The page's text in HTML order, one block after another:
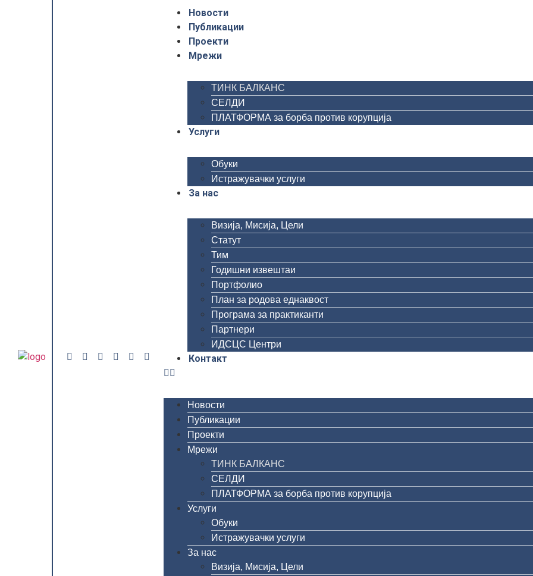
Новости
Публикации
Проекти
Мрежи
ТИНК БАЛКАНС
СЕЛДИ
ПЛАТФОРМА за борба против корупција
Услуги
Обуки
Истражувачки услуги
За нас
Визија, Мисија, Цели
Статут
Тим
Годишни извештаи
Портфолио
План за родова еднаквост
Програма за практиканти
Партнери
ИДСЦС Центри
Контакт
Новости
Публикации
Проекти
Мрежи
ТИНК БАЛКАНС
СЕЛДИ
ПЛАТФОРМА за борба против корупција
Услуги
Обуки
Истражувачки услуги
За нас
Визија, Мисија, Цели